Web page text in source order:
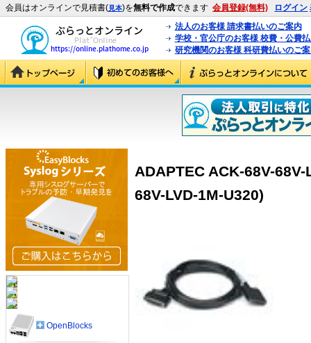
会員はオンラインで見積書(見本)を無料で作成できます 会員登録(無料) ログイン
法人のお客様 請求書払いのご案内
学校・官公庁のお客様 校費・公費
研究機関のお客様 科研費払いのご
ADAPTEC ACK-68V-
68V-LVD-1M-U320)
OpenBlocks